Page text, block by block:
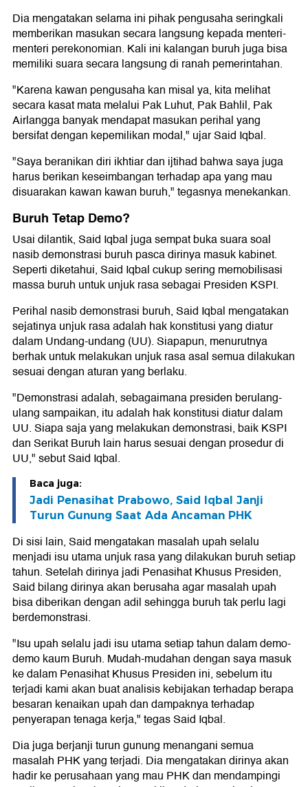
Dia mengatakan selama ini pihak pengusaha seringkali
memberikan masukan secara langsung kepada menteri-
menteri perekonomian. Kali ini kalangan buruh juga bisa
memiliki suara secara langsung di ranah pemerintahan.
"Karena kawan pengusaha kan misal ya, kita melihat
secara kasat mata melalui Pak Luhut, Pak Bahlil, Pak
Airlangga banyak mendapat masukan perihal yang
bersifat dengan kepemilikan modal," ujar Said Iqbal.
"Saya beranikan diri ikhtiar dan ijtihad bahwa saya juga
harus berikan keseimbangan terhadap apa yang mau
disuarakan kawan kawan buruh," tegasnya menekankan.
Buruh Tetap Demo?
Usai dilantik, Said Iqbal juga sempat buka suara soal
nasib demonstrasi buruh pasca dirinya masuk kabinet.
Seperti diketahui, Said Iqbal cukup sering memobilisasi
massa buruh untuk unjuk rasa sebagai Presiden KSPI.
Perihal nasib demonstrasi buruh, Said Iqbal mengatakan
sejatinya unjuk rasa adalah hak konstitusi yang diatur
dalam Undang-undang (UU). Siapapun, menurutnya
berhak untuk melakukan unjuk rasa asal semua dilakukan
sesuai dengan aturan yang berlaku.
"Demonstrasi adalah, sebagaimana presiden berulang-
ulang sampaikan, itu adalah hak konstitusi diatur dalam
UU. Siapa saja yang melakukan demonstrasi, baik KSPI
dan Serikat Buruh lain harus sesuai dengan prosedur di
UU," sebut Said Iqbal.
Baca juga:
Jadi Penasihat Prabowo, Said Iqbal Janji
Turun Gunung Saat Ada Ancaman PHK
Di sisi lain, Said mengatakan masalah upah selalu
menjadi isu utama unjuk rasa yang dilakukan buruh setiap
tahun. Setelah dirinya jadi Penasihat Khusus Presiden,
Said bilang dirinya akan berusaha agar masalah upah
bisa diberikan dengan adil sehingga buruh tak perlu lagi
berdemonstrasi.
"Isu upah selalu jadi isu utama setiap tahun dalam demo-
demo kaum Buruh. Mudah-mudahan dengan saya masuk
ke dalam Penasihat Khusus Presiden ini, sebelum itu
terjadi kami akan buat analisis kebijakan terhadap berapa
besaran kenaikan upah dan dampaknya terhadap
penyerapan tenaga kerja," tegas Said Iqbal.
Dia juga berjanji turun gunung menangani semua
masalah PHK yang terjadi. Dia mengatakan dirinya akan
hadir ke perusahaan yang mau PHK dan mendampingi